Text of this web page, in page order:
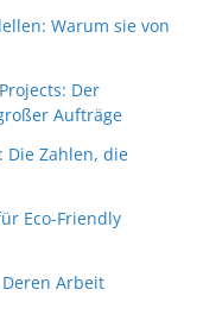
Warum sie von
Der
Aufträge
Die Zahlen, die
Eco-Friendly
Arbeit